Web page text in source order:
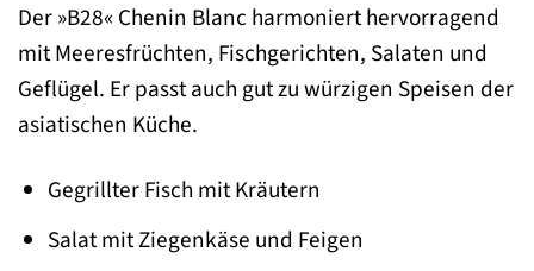
Der »B28« Chenin Blanc harmoniert hervorragend
mit Meeresfrüchten, Fischgerichten, Salaten und
Geflügel. Er passt auch gut zu würzigen Speisen der
asiatischen Küche.
Gegrillter Fisch mit Kräutern
Salat mit Ziegenkäse und Feigen